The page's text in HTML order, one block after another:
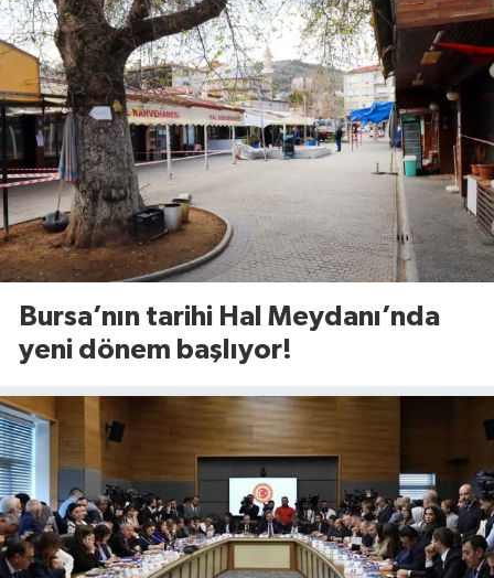
Bursa’nın tarihi Hal Meydanı’nda
yeni dönem başlıyor!